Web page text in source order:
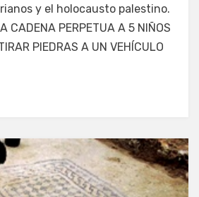
y el holocausto palestino.
CADENA PERPETUA A 5 NIÑOS
PIEDRAS A UN VEHÍCULO